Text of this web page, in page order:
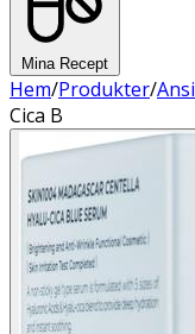
Mina Recept
Hem/Produkter/
Cica B